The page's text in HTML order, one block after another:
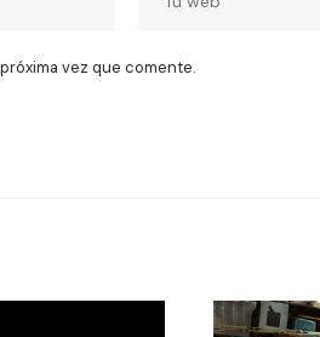
vez que comente.